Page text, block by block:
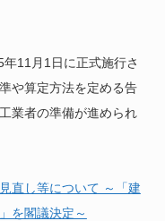
11月1日に正式施行さ
や算定方法を定める告
業者の準備が進められ
直し等について ～「建
を閣議決定～